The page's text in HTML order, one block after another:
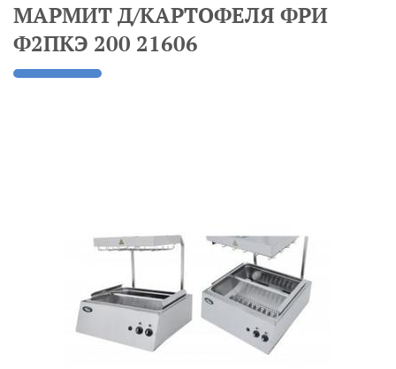
МАРМИТ Д/КАРТОФЕЛЯ ФРИ
Ф2ПКЭ 200 21606